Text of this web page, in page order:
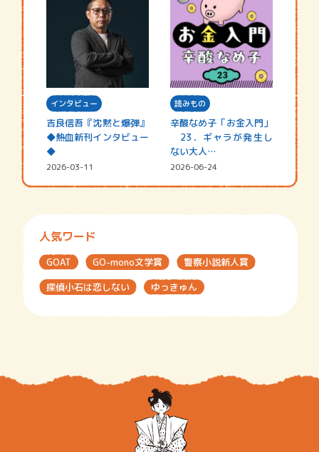
インタビュー
吉良信吾『沈黙と爆弾』
◆熱血新刊インタビュー
◆
2026-03-11
読みもの
辛酸なめ子「お金入門」
23．ギャラが発生し
ない大人…
2026-06-24
人気ワード
GOAT GO-mono文学賞
警察小説新人賞
探偵小石は恋しない
ゆっきゅん